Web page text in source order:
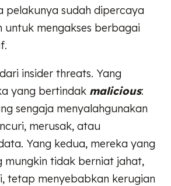
pelakunya sudah dipercaya
untuk mengakses berbagai
insider threats. Yang
yang bertindak malicious:
sengaja menyalahgunakan
merusak, atau
Yang kedua, mereka yang
mungkin tidak berniat jahat,
tetap menyebabkan kerugian